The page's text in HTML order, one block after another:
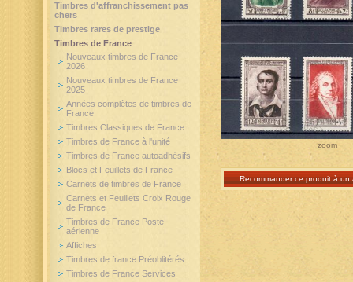
zoom
Recommander ce produit à un
Timbres d'affranchissement pas
chers
Timbres rares de prestige
Timbres de France
Nouveaux timbres de France
2026
Nouveaux timbres de France
2025
Années complètes de timbres de
France
Timbres Classiques de France
Timbres de France à l'unité
Timbres de France autoadhésifs
Blocs et Feuillets de France
Carnets de timbres de France
Carnets et Feuillets Croix Rouge
de France
Timbres de France Poste
aérienne
Affiches
Timbres de france Préoblitérés
Timbres de France Services